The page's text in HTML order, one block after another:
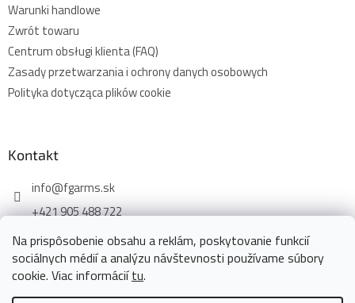
Na prispôsobenie obsahu a reklám, poskytovanie funkcií
sociálnych médií a analýzu návštevnosti používame súbory
cookie. Viac informáciítu.
Warunki handlowe
Zwrót towaru
Centrum obsługi klienta (FAQ)
Zasady przetwarzania i ochrony danych osobowych
Polityka dotycząca plików cookie
Kontakt
info@fgarms.sk
+421 905 488 722